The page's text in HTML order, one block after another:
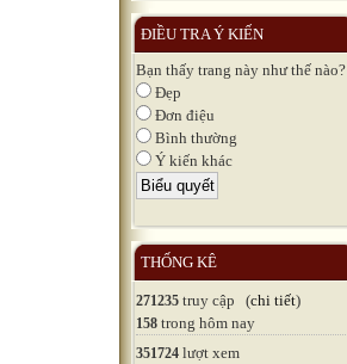
ĐIỀU TRA Ý KIẾN
Bạn thấy trang này như thế nào?
Đẹp
Đơn điệu
Bình thường
Ý kiến khác
THỐNG KÊ
271235 truy cập (chi tiết)
158 trong hôm nay
351724 lượt xem